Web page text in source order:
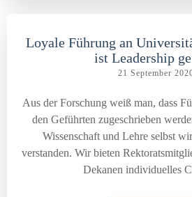
Loyale Führung an
ist Leadership
21 September
Aus der Forschung weiß man, dass
den Geführten zugeschrieben
Wissenschaft und Lehre selbst
verstanden. Wir bieten
Dekanen individuelles